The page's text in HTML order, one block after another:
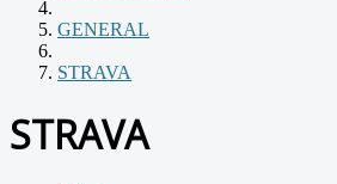
GENERAL
STRAVA
STRAVA